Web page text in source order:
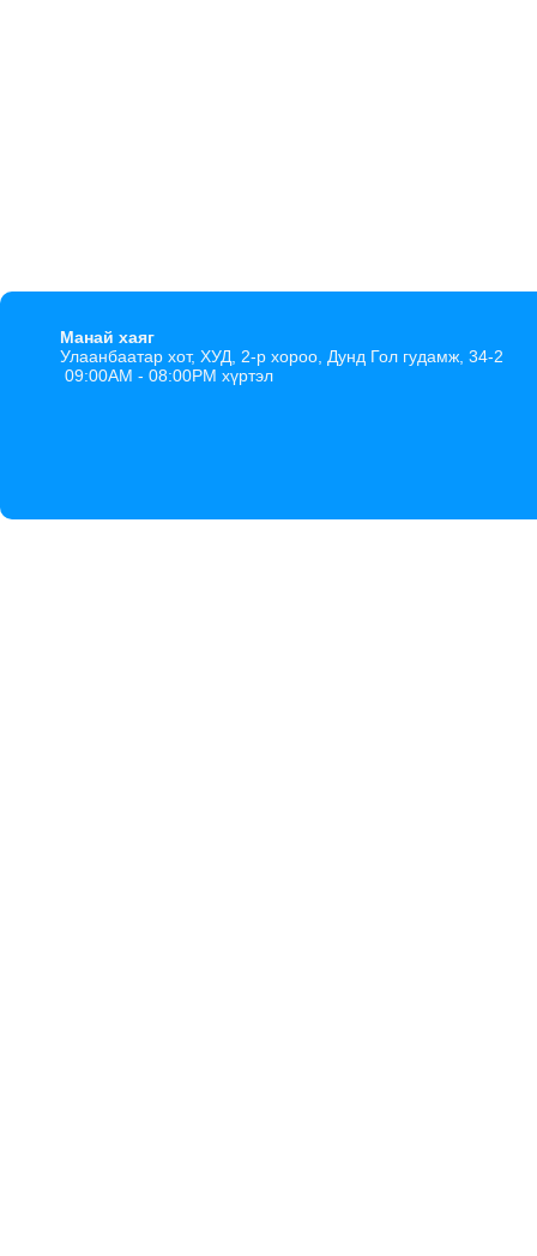
Манай хаяг
Улаанбаатар хот, ХУД, 2-р хороо, Дунд Гол гудамж, 34-2
09:00AM - 08:00PM хүртэл